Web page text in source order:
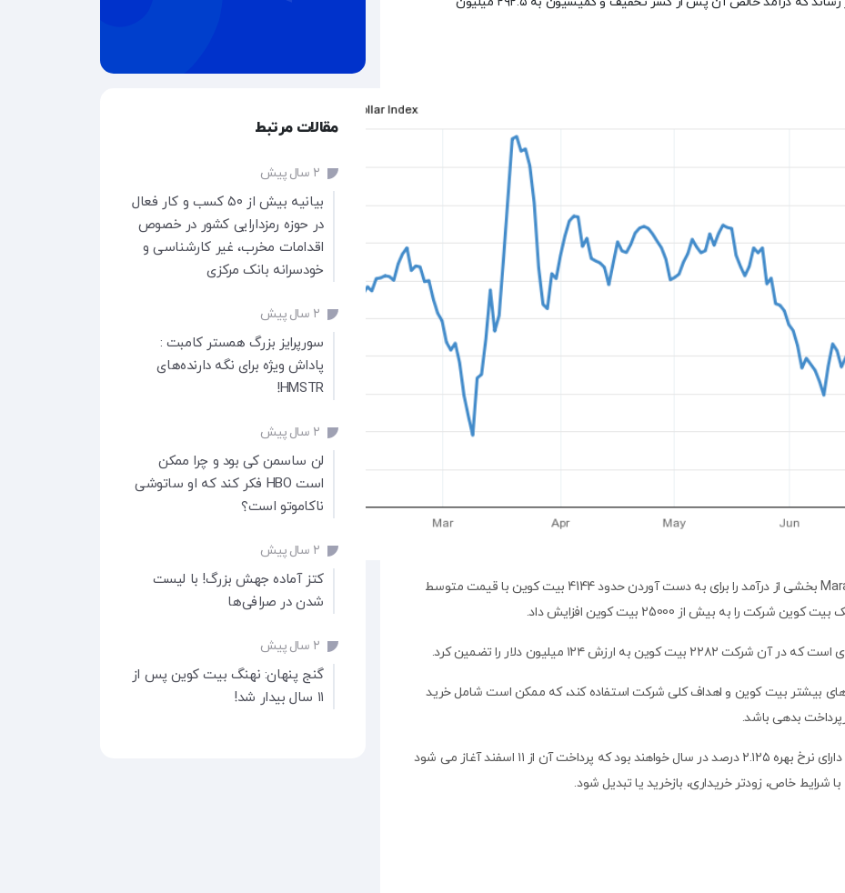
به ارزش ۱۲۴ میلیون دلار را تضمین کرد.
بیشتر بیت کوین و اهداف کلی شرکت استفاده کند، که ممکن است شامل خرید
بدهی باشد.
اسکناس ها که تعهدات ارشد بدون وثیقه هستند، دارای نرخ بهره ۲.۱۲۵ درصد در سال خواهند بود که پرداخت آن از ۱۱ اسفند آغاز می شود
مقالات مرتبط
۲ سال پیش
بیانیه بیش از ۵۰ کسب و کار فعال
در حوزه رمزدارایی کشور در خصوص
اقدامات مخرب، غیر کارشناسی و
خودسرانه بانک مرکزی
۲ سال پیش
سورپرایز بزرگ همستر کامبت :
پاداش ویژه برای نگه دارنده‌های
HMSTR!
۲ سال پیش
لن ساسمن کی بود و چرا ممکن
است HBO فکر کند که او ساتوشی
ناکاموتو است؟
۲ سال پیش
کتز آماده جهش بزرگ! با لیست
شدن در صرافی‌ها
۲ سال پیش
گنج پنهان: نهنگ بیت‌ کوین پس از
۱۱ سال بیدار شد!